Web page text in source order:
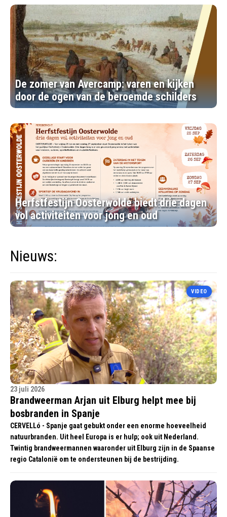
De zomer van Avercamp: varen en kijken
door de ogen van de beroemde schilders
Herfstfestijn Oosterwolde biedt drie dagen
vol activiteiten voor jong en oud
Nieuws:
VIDEO
23 juli 2026
Brandweerman Arjan uit Elburg helpt mee bij
bosbranden in Spanje
CERVELLó - Spanje gaat gebukt onder een enorme hoeveelheid
natuurbranden. Uit heel Europa is er hulp; ook uit Nederland.
Twintig brandweermannen waaronder uit Elburg zijn in de Spaanse
regio Catalonië om te ondersteunen bij de bestrijding.